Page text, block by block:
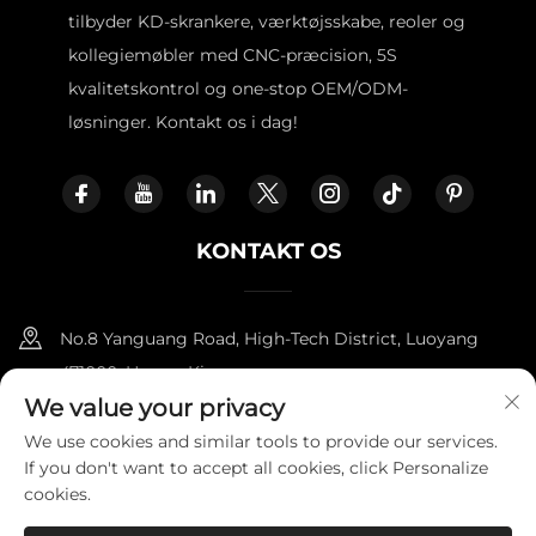
tilbyder KD-skrankere, værktøjsskabe, reoler og
kollegiemøbler med CNC-præcision, 5S
kvalitetskontrol og one-stop OEM/ODM-
løsninger. Kontakt os i dag!
KONTAKT OS
No.8 Yanguang Road, High-Tech District, Luoyang
471000, Henan, Kina.
+86-18338800729
[email protected]
We value your privacy
We use cookies and similar tools to provide our services.
If you don't want to accept all cookies, click Personalize
cookies.